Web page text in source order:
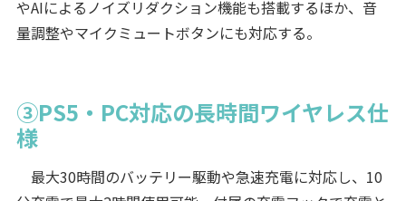
やAIによるノイズリダクション機能も搭載するほか、音
量調整やマイクミュートボタンにも対応する。
③PS5・PC対応の長時間ワイヤレス仕
様
最大30時間のバッテリー駆動や急速充電に対応し、10